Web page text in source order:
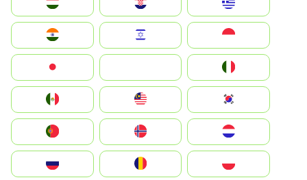
Hrvatska
Magyarország
Indonesia
South Korea
Nederland
Portugal
România